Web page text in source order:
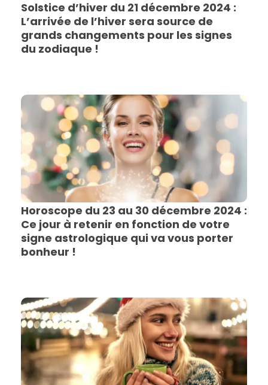
Solstice d’hiver du 21 décembre 2024 :
L’arrivée de l’hiver sera source de
grands changements pour les signes
du zodiaque !
Horoscope du 23 au 30 décembre 2024 :
Ce jour à retenir en fonction de votre
signe astrologique qui va vous porter
bonheur !